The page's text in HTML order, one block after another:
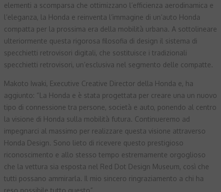
elementi a scomparsa che ottimizzano l’efficienza aerodinamica e
l’eleganza, la Honda e reinventa l’immagine di un’auto Honda
compatta per la prossima era della mobilità urbana. A sottolineare
ulteriormente questa rigorosa filosofia di design il sistema di
specchietti retrovisori digitali, che sostituisce i tradizionali
specchietti retrovisori, un’esclusiva nel segmento delle compatte.
Makoto Iwaki, Executive Creative Director della Honda e, ha
aggiunto: “La Honda e è stata progettata per creare una un nuovo
tipo di connessione tra persone, società e auto, ponendo al centro
la visione di Honda sulla mobilità futura. Continueremo ad
impegnarci al massimo per realizzare questa visione attraverso
Honda Design. Sono lieto di ricevere questo prestigioso
riconoscimento e allo stesso tempo estremamente orgoglioso
che la vettura sia esposta nel Red Dot Design Museum, così che
tutti possano ammirarla. Il mio sincero ringraziamento a chi ha
reso possibile tutto questo”.